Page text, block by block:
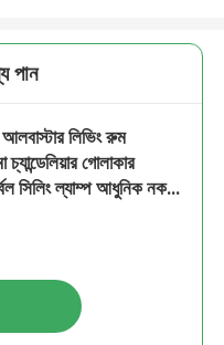
পান
আলবাস্টার লিভিং রুম
গোলাকার
সিলিং ল্যাম্প আধুনিক নকশা